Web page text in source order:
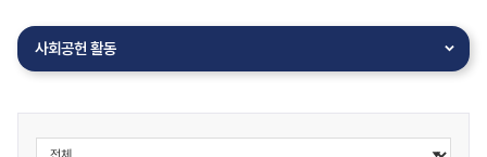
사회공헌 활동
게시물